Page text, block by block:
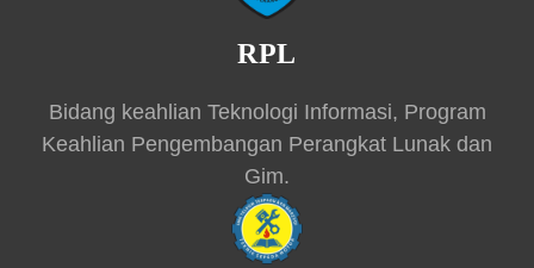
RPL
Bidang keahlian Teknologi Informasi, Program
Keahlian Pengembangan Perangkat Lunak dan
Gim.